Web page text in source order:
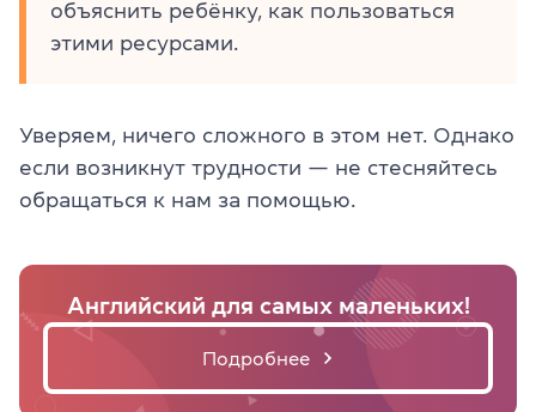
объяснить ребёнку, как пользоваться
этими ресурсами.
Уверяем, ничего сложного в этом нет. Однако
если возникнут трудности — не стесняйтесь
обращаться к нам за помощью.
Английский для самых маленьких!
Подробнее